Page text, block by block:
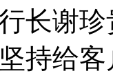
长谢
持给